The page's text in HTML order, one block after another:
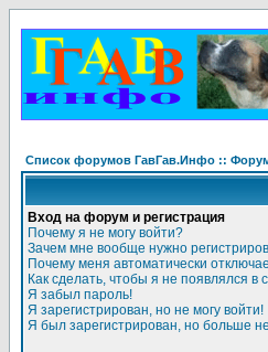
Список форумов ГавГав.Инфо ::
Вход на форум и регистрация
Почему я не могу войти?
Зачем мне вообще нужно
Почему меня автоматически
Как сделать, чтобы я не появлялся в
Я забыл пароль!
Я зарегистрирован, но не могу войти!
Я был зарегистрирован, но больше